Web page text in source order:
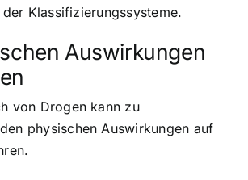
Klassifizierungssysteme.
Auswirkungen
von Drogen kann zu
physischen Auswirkungen auf